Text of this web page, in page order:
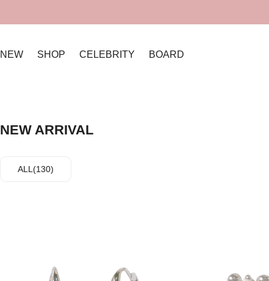
NEW SHOP CELEBRITY BOARD
NEW ARRIVAL
ALL(130)